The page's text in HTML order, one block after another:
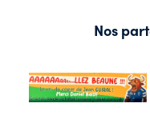
Nos